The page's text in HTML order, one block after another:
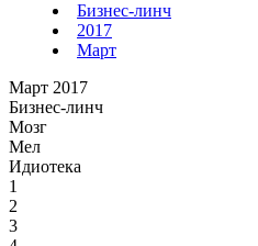
Бизнес-линч
2017
Март
Март 2017
Бизнес-линч
Мозг
Мел
Идиотека
1
2
3